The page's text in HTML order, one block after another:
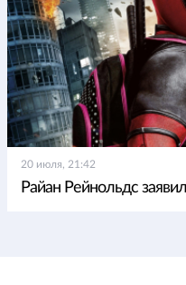
20 июля, 21:42
Райан Рейнольдс